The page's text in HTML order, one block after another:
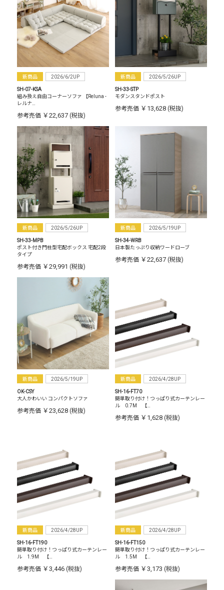
新商品 2026/6/2UP
SH-07-KSA
組み換え自由コーナーソファ 【Reluna -
レルナ…
参考売価 ￥22,637 (税抜)
新商品 2026/5/26UP
SH-33-STP
モダンスタンドポスト
参考売価 ￥13,628 (税抜)
新商品 2026/5/26UP
SH-33-MPB
ポスト付き門柱型宅配ボックス 宅配2段
タイプ
参考売価 ￥29,991 (税抜)
新商品 2026/5/19UP
SH-34-WRB
日本製たっぷり収納ワードローブ
参考売価 ￥22,637 (税抜)
新商品 2026/5/19UP
OK-CSY
大人かわいい コンパクトソファ
参考売価 ￥23,628 (税抜)
新商品 2026/4/28UP
SH-16-FT70
簡単取り付け！つっぱり式カーテンレー
ル 0.7M 【…
参考売価 ￥1,628 (税抜)
新商品 2026/4/28UP
SH-16-FT190
簡単取り付け！つっぱり式カーテンレー
ル 1.9M 【…
参考売価 ￥3,446 (税抜)
新商品 2026/4/28UP
SH-16-FT150
簡単取り付け！つっぱり式カーテンレー
ル 1.5M 【…
参考売価 ￥3,173 (税抜)